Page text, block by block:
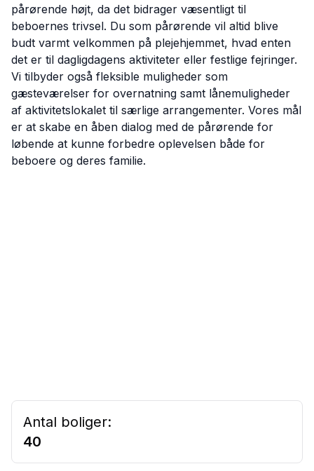
pårørende højt, da det bidrager væsentligt til
beboernes trivsel. Du som pårørende vil altid blive
budt varmt velkommen på plejehjemmet, hvad enten
det er til dagligdagens aktiviteter eller festlige fejringer.
Vi tilbyder også fleksible muligheder som
gæsteværelser for overnatning samt lånemuligheder
af aktivitetslokalet til særlige arrangementer. Vores mål
er at skabe en åben dialog med de pårørende for
løbende at kunne forbedre oplevelsen både for
beboere og deres familie.
Antal boliger:
40